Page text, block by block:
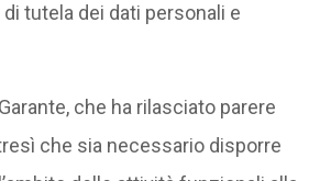
tutela dei dati personali e
che ha rilasciato parere
che sia necessario disporre